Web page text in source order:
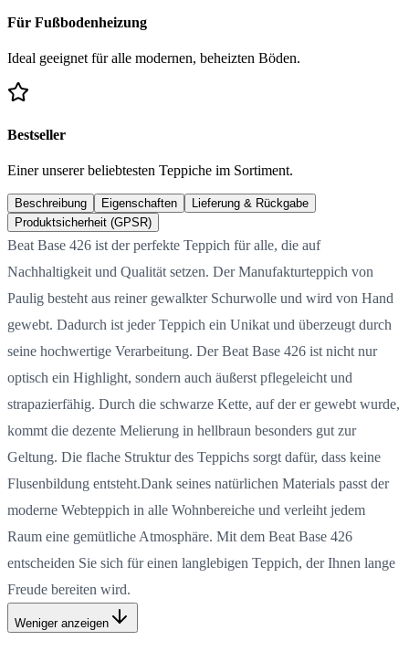
Für Fußbodenheizung
Ideal geeignet für alle modernen, beheizten Böden.
Bestseller
Einer unserer beliebtesten Teppiche im Sortiment.
Beschreibung Eigenschaften
Lieferung & Rückgabe
Produktsicherheit (GPSR)
Beat Base 426 ist der perfekte Teppich für alle, die auf
Nachhaltigkeit und Qualität setzen. Der Manufakturteppich von
Paulig besteht aus reiner gewalkter Schurwolle und wird von Hand
gewebt. Dadurch ist jeder Teppich ein Unikat und überzeugt durch
seine hochwertige Verarbeitung. Der Beat Base 426 ist nicht nur
optisch ein Highlight, sondern auch äußerst pflegeleicht und
strapazierfähig. Durch die schwarze Kette, auf der er gewebt wurde,
kommt die dezente Melierung in hellbraun besonders gut zur
Geltung. Die flache Struktur des Teppichs sorgt dafür, dass keine
Flusenbildung entsteht.Dank seines natürlichen Materials passt der
moderne Webteppich in alle Wohnbereiche und verleiht jedem
Raum eine gemütliche Atmosphäre. Mit dem Beat Base 426
entscheiden Sie sich für einen langlebigen Teppich, der Ihnen lange
Freude bereiten wird.
Weniger anzeigen